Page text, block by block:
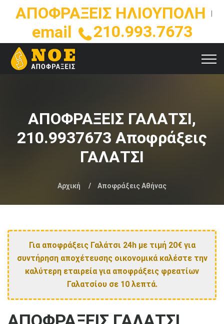
ΑΠΟΦΡΑΞΕΙΣ ΗΛΙΟΥΠΟΛΗ
email 210.993.7673
ΑΠΟΦΡΑΞΕΙΣ ΓΑΛΑΤΣΙ,
210.9937673 Αποφράξεις
ΓΑΛΑΤΣΙ
Αρχική Αποφράξεις Αθήνας
Για αποφράξεις Γαλάτσι 24h με τιμή 20€ για
συντήρηση αποχέτευσης οικονομικά καλέστε την
καλύτερη εταιρεία για αποφράξεις φρεατίων
Γαλατσίου σε 10 λεπτά.